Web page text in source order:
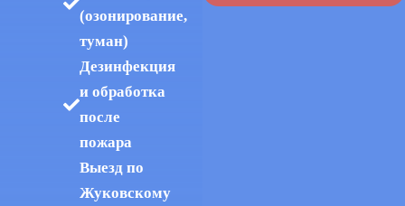
(озонирование,
туман)
Дезинфекция
и обработка
после
пожара
Выезд по
Жуковскому